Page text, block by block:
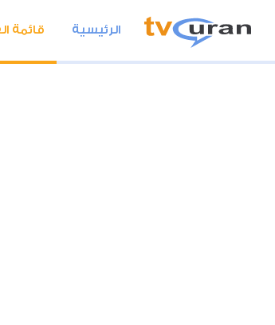
الرئيسية قائمة